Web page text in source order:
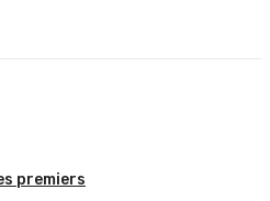
premiers